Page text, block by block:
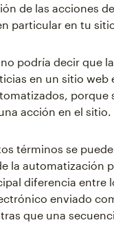
de las acciones
particular en tu
podría decir que
en un sitio web
porque
acción en el sitio.
términos se
la automatización
diferencia entre
enviado
que una